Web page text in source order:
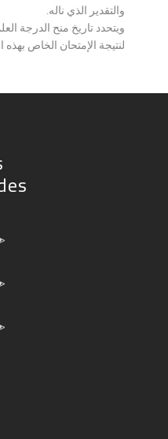
والتقدير الذي ناله.
ويتحدد تاريخ منح الدرجة
لنتيجة الإمتحان الخاص بهذه